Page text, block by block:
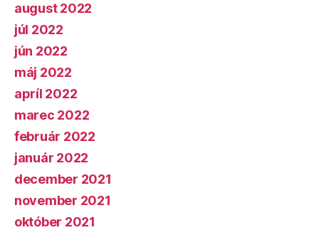
august 2022
júl 2022
jún 2022
máj 2022
apríl 2022
marec 2022
február 2022
január 2022
december 2021
november 2021
október 2021